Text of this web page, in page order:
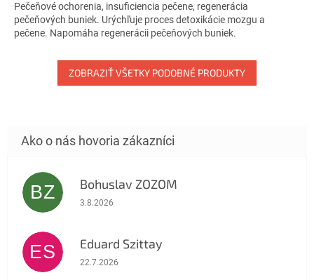
5
hviezdičiek.
Pečeňové ochorenia, insuficiencia pečene, regenerácia
pečeňových buniek. Urýchľuje proces detoxikácie mozgu a
pečene. Napomáha regenerácii pečeňových buniek.
ZOBRAZIŤ VŠETKY PODOBNÉ PRODUKTY
BZ Bohuslav ZOZOM
Hodnotenie obchodu je 5 z 5 hviezdičiek.
3.8.2026
ES Eduard Szittay
Hodnotenie obchodu je 5 z 5 hviezdičiek.
22.7.2026